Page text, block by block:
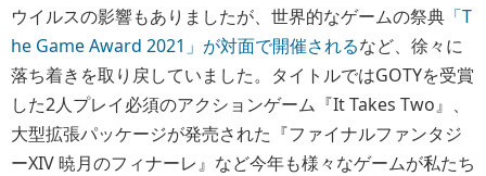
ウイルスの影響もありましたが、世界的なゲームの祭典 「T
he Game Award 2021」が対面で開催されるなど、徐々に
落ち着きを取り戻していました。タイトルではGOTYを受賞
した2人プレイ必須のアクションゲーム『It Takes Two』、
大型拡張パッケージが発売された『ファイナルファンタジ
ーXIV 暁月のフィナーレ』など今年も様々なゲームが私たち